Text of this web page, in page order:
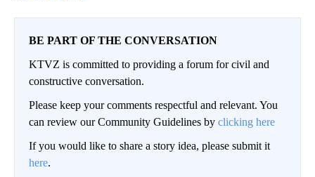
BE PART OF THE CONVERSATION
KTVZ is committed to providing a forum for civil and
constructive conversation.
Please keep your comments respectful and relevant. You
can review our Community Guidelines by clicking here
If you would like to share a story idea, please submit it
here.